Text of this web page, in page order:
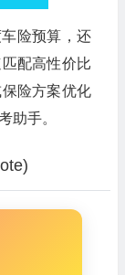
险预算，还
配高性价比
险方案优化
助手。